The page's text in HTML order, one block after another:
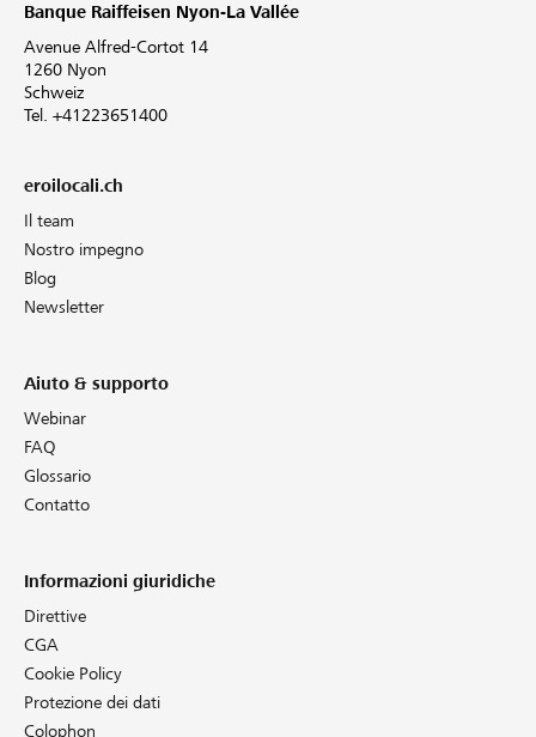
Banque Raiffeisen Nyon-La Vallée
Avenue Alfred-Cortot 14
1260 Nyon
Schweiz
Tel. +41223651400
eroilocali.ch
Il team
Nostro impegno
Blog
Newsletter
Aiuto & supporto
Webinar
FAQ
Glossario
Contatto
Informazioni giuridiche
Direttive
CGA
Cookie Policy
Protezione dei dati
Colophon